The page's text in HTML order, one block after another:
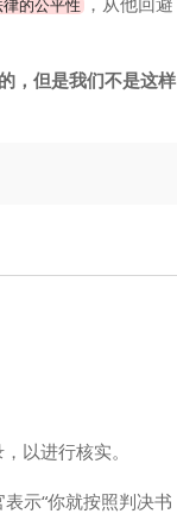
的公平性
，但是我们不是这样
以进行核实。
示“你就按照判决书